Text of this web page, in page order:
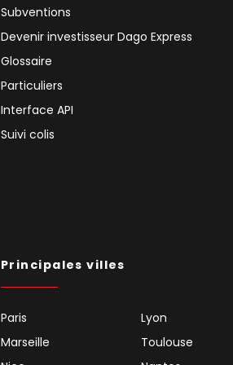
Subventions
Devenir investisseur Dago Express
Glossaire
Particuliers
Interface API
Suivi colis
Principales villes
Paris
Lyon
Marseille
Toulouse